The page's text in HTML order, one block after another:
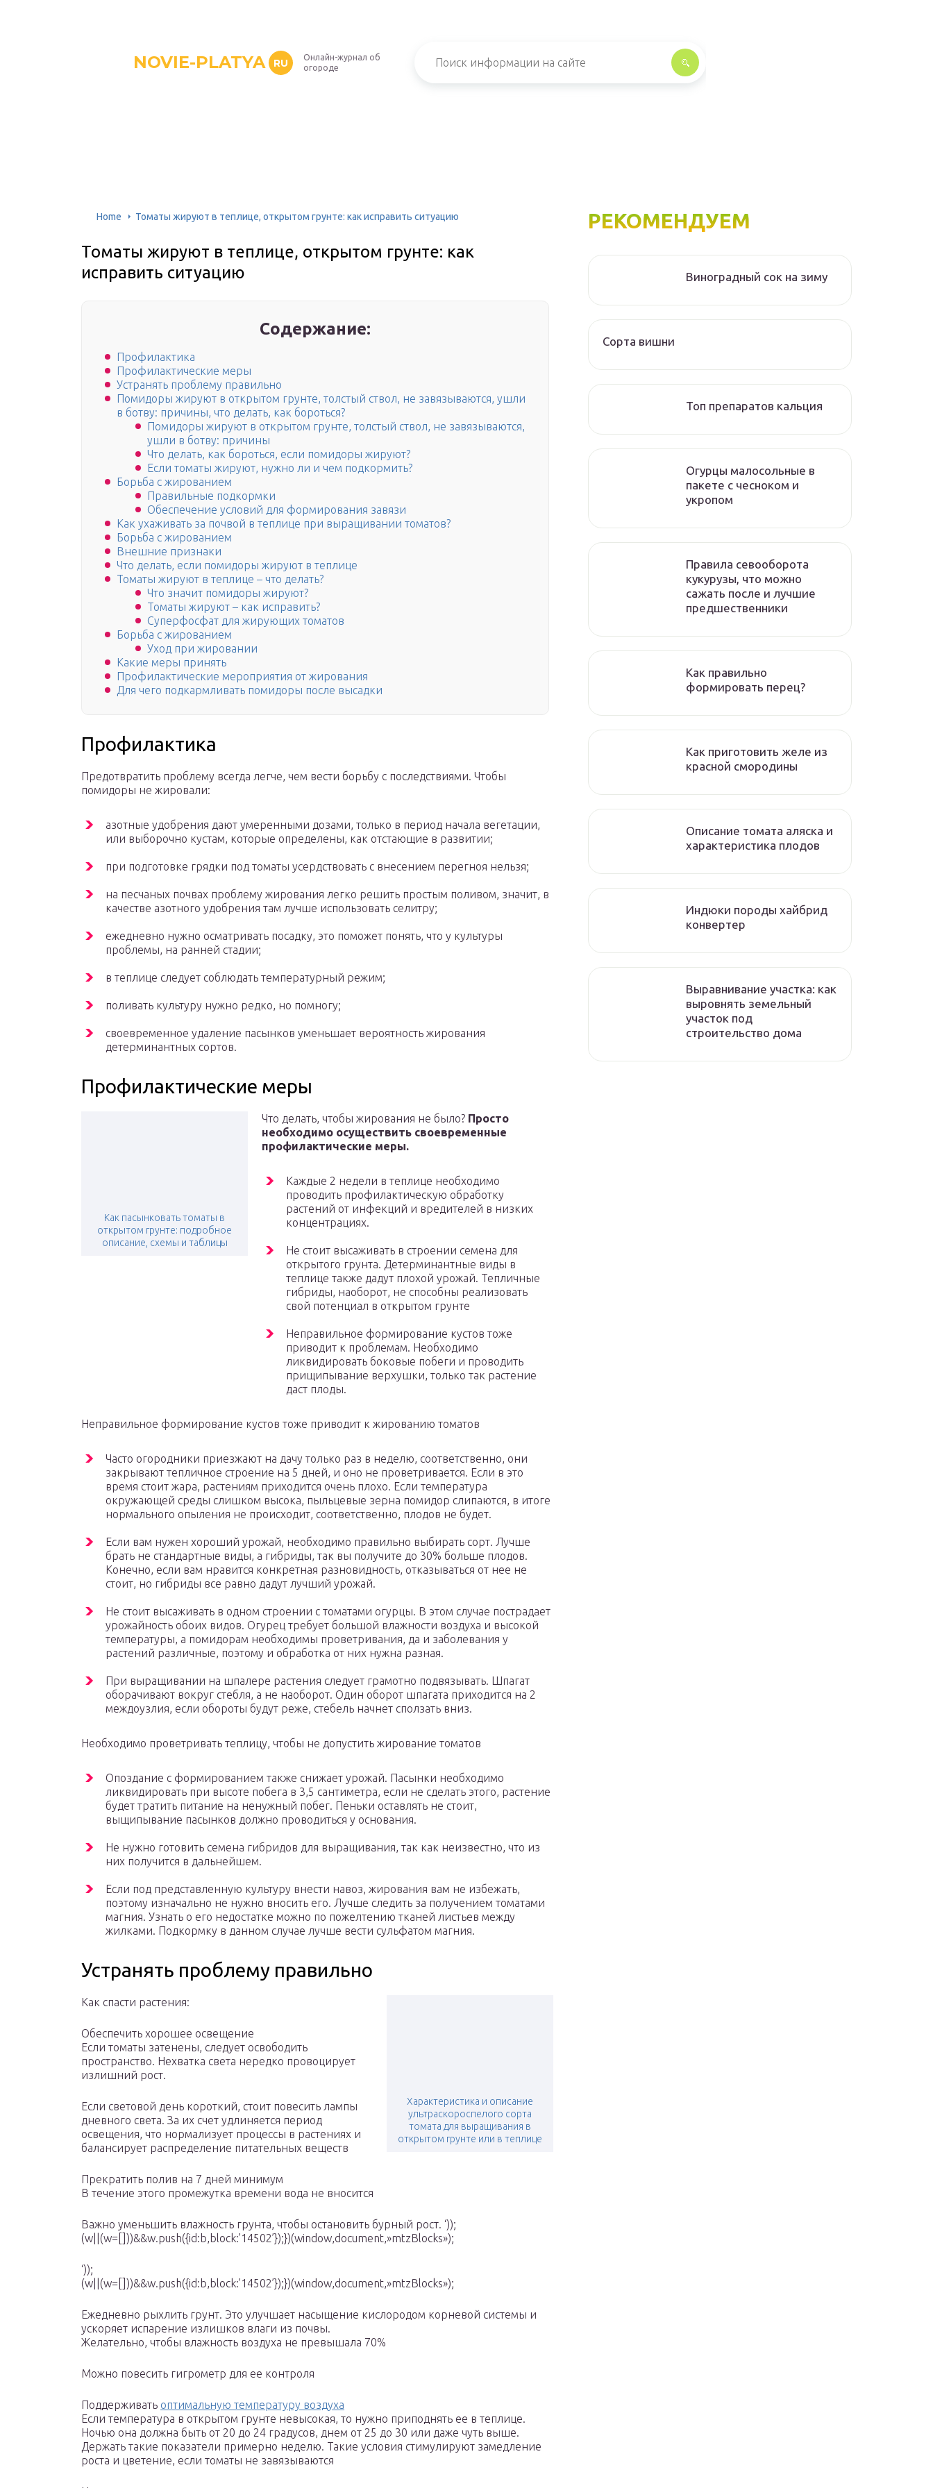
NOVIE-PLATYA RU
Онлайн-журнал об
огороде
Home Томаты жируют в теплице, открытом грунте: как исправить ситуацию
Томаты жируют в теплице, открытом грунте: как
исправить ситуацию
Содержание:
Профилактика
Профилактические меры
Устранять проблему правильно
Помидоры жируют в открытом грунте, толстый ствол, не завязываются, ушли
в ботву: причины, что делать, как бороться?
Помидоры жируют в открытом грунте, толстый ствол, не завязываются,
ушли в ботву: причины
Что делать, как бороться, если помидоры жируют?
Если томаты жируют, нужно ли и чем подкормить?
Борьба с жированием
Правильные подкормки
Обеспечение условий для формирования завязи
Как ухаживать за почвой в теплице при выращивании томатов?
Борьба с жированием
Внешние признаки
Что делать, если помидоры жируют в теплице
Томаты жируют в теплице – что делать?
Что значит помидоры жируют?
Томаты жируют – как исправить?
Суперфосфат для жирующих томатов
Борьба с жированием
Уход при жировании
Какие меры принять
Профилактические мероприятия от жирования
Для чего подкармливать помидоры после высадки
Профилактика
Предотвратить проблему всегда легче, чем вести борьбу с последствиями. Чтобы
помидоры не жировали:
азотные удобрения дают умеренными дозами, только в период начала вегетации,
или выборочно кустам, которые определены, как отстающие в развитии;
при подготовке грядки под томаты усердствовать с внесением перегноя нельзя;
на песчаных почвах проблему жирования легко решить простым поливом, значит, в
качестве азотного удобрения там лучше использовать селитру;
ежедневно нужно осматривать посадку, это поможет понять, что у культуры
проблемы, на ранней стадии;
в теплице следует соблюдать температурный режим;
поливать культуру нужно редко, но помногу;
своевременное удаление пасынков уменьшает вероятность жирования
детерминантных сортов.
Профилактические меры
Как пасынковать томаты в
открытом грунте: подробное
описание, схемы и таблицы
Что делать, чтобы жирования не было? Просто
необходимо осуществить своевременные
профилактические меры.
Каждые 2 недели в теплице необходимо
проводить профилактическую обработку
растений от инфекций и вредителей в низких
концентрациях.
Не стоит высаживать в строении семена для
открытого грунта. Детерминантные виды в
теплице также дадут плохой урожай. Тепличные
гибриды, наоборот, не способны реализовать
свой потенциал в открытом грунте
Неправильное формирование кустов тоже
приводит к проблемам. Необходимо
ликвидировать боковые побеги и проводить
прищипывание верхушки, только так растение
даст плоды.
Неправильное формирование кустов тоже приводит к жированию томатов
Часто огородники приезжают на дачу только раз в неделю, соответственно, они
закрывают тепличное строение на 5 дней, и оно не проветривается. Если в это
время стоит жара, растениям приходится очень плохо. Если температура
окружающей среды слишком высока, пыльцевые зерна помидор слипаются, в итоге
нормального опыления не происходит, соответственно, плодов не будет.
Если вам нужен хороший урожай, необходимо правильно выбирать сорт. Лучше
брать не стандартные виды, а гибриды, так вы получите до 30% больше плодов.
Конечно, если вам нравится конкретная разновидность, отказываться от нее не
стоит, но гибриды все равно дадут лучший урожай.
Не стоит высаживать в одном строении с томатами огурцы. В этом случае пострадает
урожайность обоих видов. Огурец требует большой влажности воздуха и высокой
температуры, а помидорам необходимы проветривания, да и заболевания у
растений различные, поэтому и обработка от них нужна разная.
При выращивании на шпалере растения следует грамотно подвязывать. Шпагат
оборачивают вокруг стебля, а не наоборот. Один оборот шпагата приходится на 2
междоузлия, если обороты будут реже, стебель начнет сползать вниз.
Необходимо проветривать теплицу, чтобы не допустить жирование томатов
Опоздание с формированием также снижает урожай. Пасынки необходимо
ликвидировать при высоте побега в 3,5 сантиметра, если не сделать этого, растение
будет тратить питание на ненужный побег. Пеньки оставлять не стоит,
выщипывание пасынков должно проводиться у основания.
Не нужно готовить семена гибридов для выращивания, так как неизвестно, что из
них получится в дальнейшем.
Если под представленную культуру внести навоз, жирования вам не избежать,
поэтому изначально не нужно вносить его. Лучше следить за получением томатами
магния. Узнать о его недостатке можно по пожелтению тканей листьев между
жилками. Подкормку в данном случае лучше вести сульфатом магния.
Устранять проблему правильно
Характеристика и описание
ультраскороспелого сорта
томата для выращивания в
открытом грунте или в теплице
Как спасти растения:
Обеспечить хорошее освещение
Если томаты затенены, следует освободить
пространство. Нехватка света нередко провоцирует
излишний рост.
Если световой день короткий, стоит повесить лампы
дневного света. За их счет удлиняется период
освещения, что нормализует процессы в растениях и
балансирует распределение питательных веществ
Прекратить полив на 7 дней минимум
В течение этого промежутка времени вода не вносится
Важно уменьшить влажность грунта, чтобы остановить бурный рост. ‘));
(w||(w=[]))&&w.push({id:b,block:’14502’});})(window,document,»mtzBlocks»);
‘));
(w||(w=[]))&&w.push({id:b,block:’14502’});})(window,document,»mtzBlocks»);
Ежедневно рыхлить грунт. Это улучшает насыщение кислородом корневой системы и
ускоряет испарение излишков влаги из почвы.
Желательно, чтобы влажность воздуха не превышала 70%
Можно повесить гигрометр для ее контроля
Поддерживать оптимальную температуру воздуха
Если температура в открытом грунте невысокая, то нужно приподнять ее в теплице.
Ночью она должна быть от 20 до 24 градусов, днем от 25 до 30 или даже чуть выше.
Держать такие показатели примерно неделю. Такие условия стимулируют замедление
роста и цветение, если томаты не завязываются
РЕКОМЕНДУЕМ
Виноградный сок на зиму
Сорта вишни
Топ препаратов кальция
Огурцы малосольные в
пакете с чесноком и
укропом
Правила севооборота
кукурузы, что можно
сажать после и лучшие
предшественники
Как правильно
формировать перец?
Как приготовить желе из
красной смородины
Описание томата аляска и
характеристика плодов
Индюки породы хайбрид
конвертер
Выравнивание участка: как
выровнять земельный
участок под
строительство дома